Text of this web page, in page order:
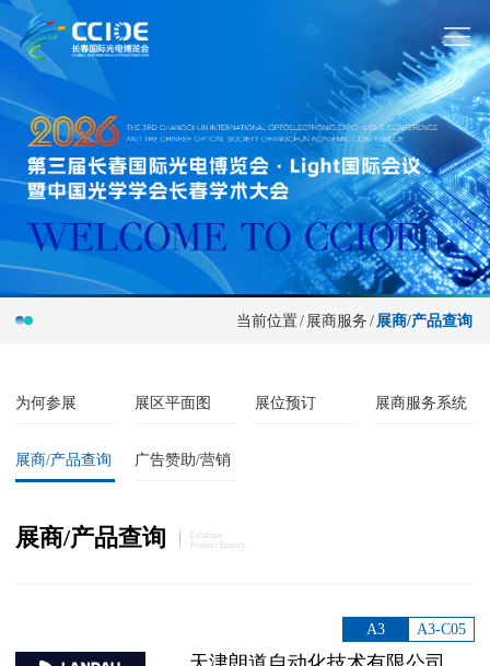
当前位置/ 展商服务 /展商/产品查询
为何参展 展区平面图 展位预订 展商服务系统
展商/产品查询 广告赞助/营销
展商/产品查询
Exhibitor
Product Inquiry
A3 A3-C05